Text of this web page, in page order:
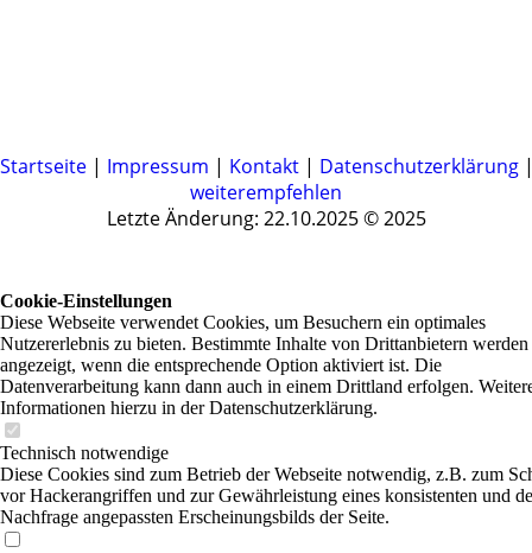
Startseite | Impressum | Kontakt | Datenschutzerklärung
weiterempfehlen
Letzte Änderung: 22.10.2025 © 2025
Cookie-Einstellungen
Diese Webseite verwendet Cookies, um Besuchern ein optimales
Nutzererlebnis zu bieten. Bestimmte Inhalte von Drittanbietern
angezeigt, wenn die entsprechende Option aktiviert ist. Die
Datenverarbeitung kann dann auch in einem Drittland erfolgen.
Informationen hierzu in der Datenschutzerklärung.
Technisch notwendige
Diese Cookies sind zum Betrieb der Webseite notwendig, z.B. zum
vor Hackerangriffen und zur Gewährleistung eines konsistenten und
Nachfrage angepassten Erscheinungsbilds der Seite.